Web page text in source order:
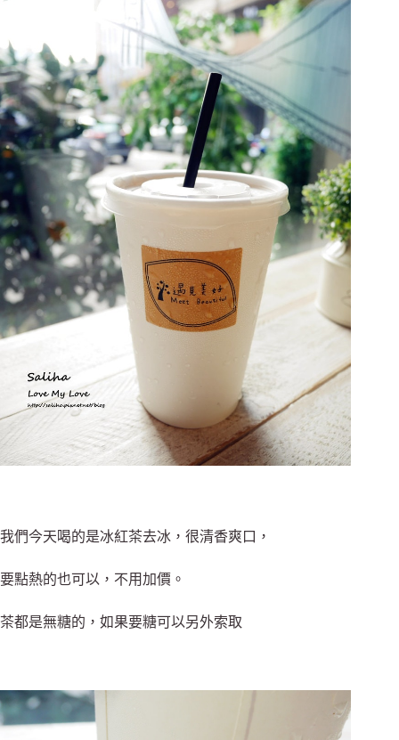
我們今天喝的是冰紅茶去冰，很清香爽口，
要點熱的也可以，不用加價。
茶都是無糖的，如果要糖可以另外索取